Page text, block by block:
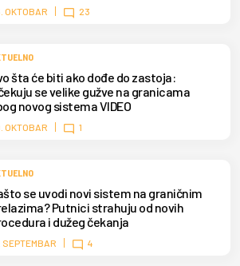
OKTOBAR 23
šta će biti ako dođe do zastoja:
se velike gužve na granicama
novog sistema VIDEO
OKTOBAR 1
se uvodi novi sistem na graničnim
Putnici strahuju od novih
i dužeg čekanja
SEPTEMBAR 4